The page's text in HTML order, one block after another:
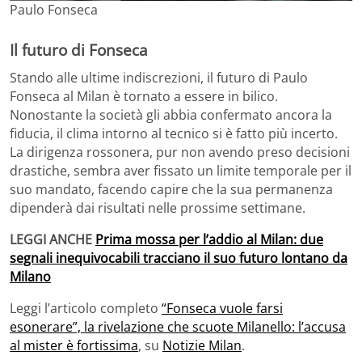
Paulo Fonseca
Il futuro di Fonseca
Stando alle ultime indiscrezioni, il futuro di Paulo
Fonseca al Milan è tornato a essere in bilico.
Nonostante la società gli abbia confermato ancora la
fiducia, il clima intorno al tecnico si è fatto più incerto.
La dirigenza rossonera, pur non avendo preso decisioni
drastiche, sembra aver fissato un limite temporale per il
suo mandato, facendo capire che la sua permanenza
dipenderà dai risultati nelle prossime settimane.
LEGGI ANCHE Prima mossa per l’addio al Milan: due
segnali inequivocabili tracciano il suo futuro lontano da
Milano
Leggi l’articolo completo “Fonseca vuole farsi
esonerare”, la rivelazione che scuote Milanello: l’accusa
al mister è fortissima, su Notizie Milan.